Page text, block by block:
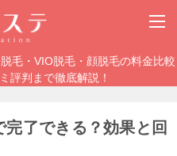
毛・VIO脱毛・顔脱毛の料金比較
評判まで徹底解説！
了できる？効果と回